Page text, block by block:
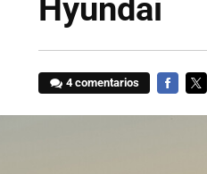
Hyundai
4 comentarios